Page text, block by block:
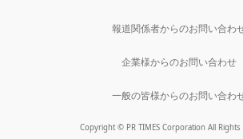
報道関係者からのお問い合わ
企業様からのお問い合わせ
一般の皆様からのお問い合わ
Copyright © PR TIMES Corporation All Rights